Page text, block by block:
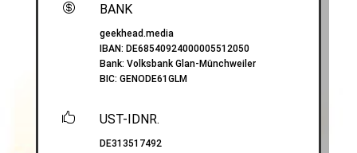
 BANK
geekhead.media
IBAN: DE68540924000005512050
Bank: Volksbank Glan-Münchweiler
BIC: GENODE61GLM
 UST-IDNR.
DE313517492